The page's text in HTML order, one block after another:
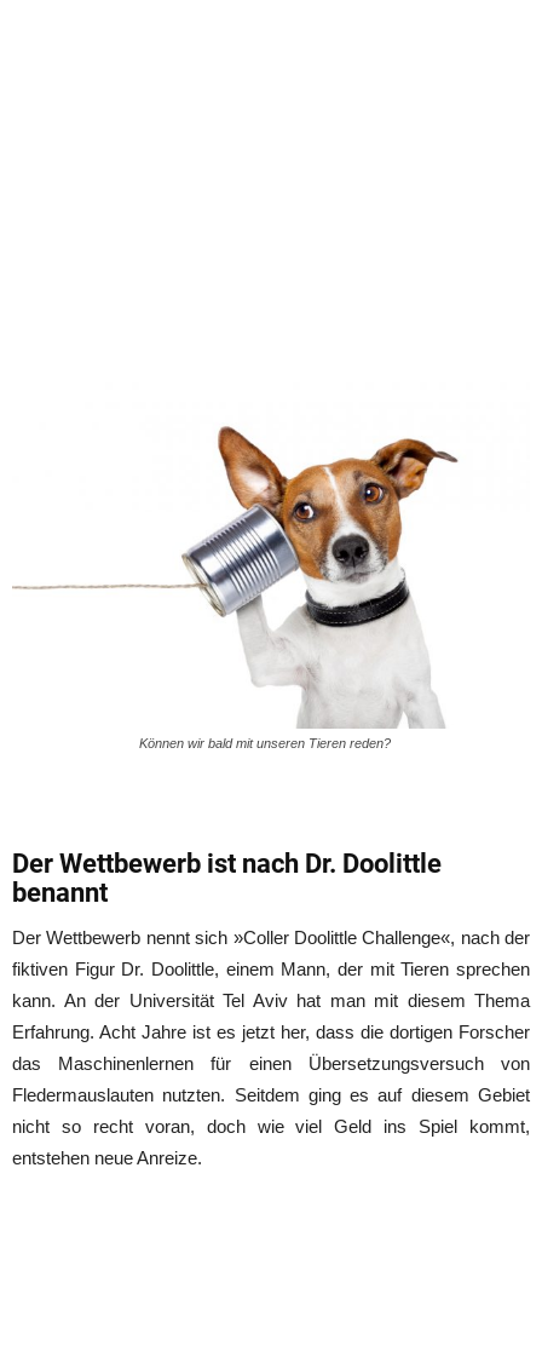
Können wir bald mit unseren Tieren reden?
Der Wettbewerb ist nach Dr. Doolittle
benannt
Der Wettbewerb nennt sich »Coller Doolittle Challenge«, nach der
fiktiven Figur Dr. Doolittle, einem Mann, der mit Tieren sprechen
kann. An der Universität Tel Aviv hat man mit diesem Thema
Erfahrung. Acht Jahre ist es jetzt her, dass die dortigen Forscher
das Maschinenlernen für einen Übersetzungsversuch von
Fledermauslauten nutzten. Seitdem ging es auf diesem Gebiet
nicht so recht voran, doch wie viel Geld ins Spiel kommt,
entstehen neue Anreize.